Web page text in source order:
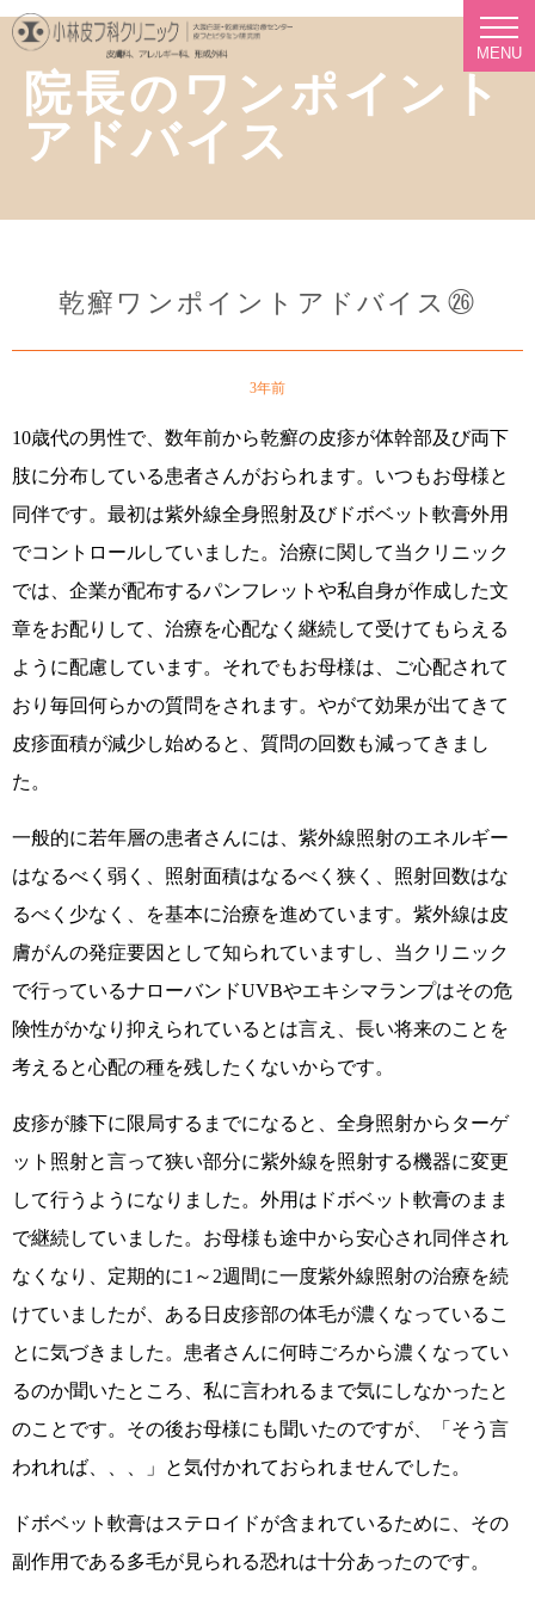
MENU
院長のワンポイント
アドバイス
乾癬ワンポイントアドバイス㉖
3年前
10歳代の男性で、数年前から乾癬の皮疹が体幹部及び両下
肢に分布している患者さんがおられます。いつもお母様と
同伴です。最初は紫外線全身照射及びドボベット軟膏外用
でコントロールしていました。治療に関して当クリニック
では、企業が配布するパンフレットや私自身が作成した文
章をお配りして、治療を心配なく継続して受けてもらえる
ように配慮しています。それでもお母様は、ご心配されて
おり毎回何らかの質問をされます。やがて効果が出てきて
皮疹面積が減少し始めると、質問の回数も減ってきまし
た。
一般的に若年層の患者さんには、紫外線照射のエネルギー
はなるべく弱く、照射面積はなるべく狭く、照射回数はな
るべく少なく、を基本に治療を進めています。紫外線は皮
膚がんの発症要因として知られていますし、当クリニック
で行っているナローバンドUVBやエキシマランプはその危
険性がかなり抑えられているとは言え、長い将来のことを
考えると心配の種を残したくないからです。
皮疹が膝下に限局するまでになると、全身照射からターゲ
ット照射と言って狭い部分に紫外線を照射する機器に変更
して行うようになりました。外用はドボベット軟膏のまま
で継続していました。お母様も途中から安心され同伴され
なくなり、定期的に1～2週間に一度紫外線照射の治療を続
けていましたが、ある日皮疹部の体毛が濃くなっているこ
とに気づきました。患者さんに何時ごろから濃くなってい
るのか聞いたところ、私に言われるまで気にしなかったと
のことです。その後お母様にも聞いたのですが、「そう言
われれば、、、」と気付かれておられませんでした。
ドボベット軟膏はステロイドが含まれているために、その
副作用である多毛が見られる恐れは十分あったのです。